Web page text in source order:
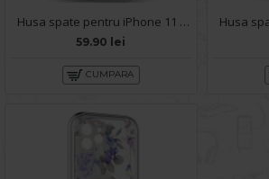
Husa spate pentru iPhone 11 - Mantis Case Verde Crud / Negru
59.90 lei
CUMPARA